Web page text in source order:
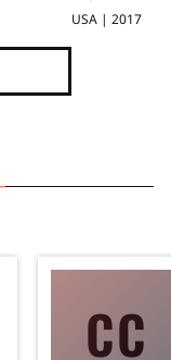
USA | 2017
CC